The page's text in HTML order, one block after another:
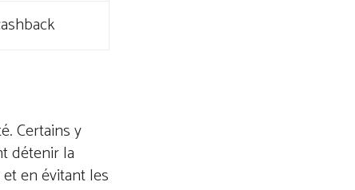
Certains y
détenir la
en évitant les